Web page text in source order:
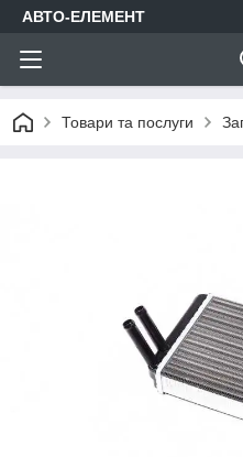
АВТО-ЕЛЕМЕНТ
Товари та послуги